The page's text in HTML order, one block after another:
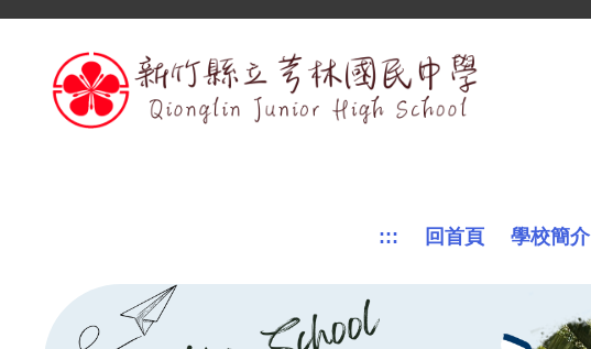
::: 回首頁 學校簡介